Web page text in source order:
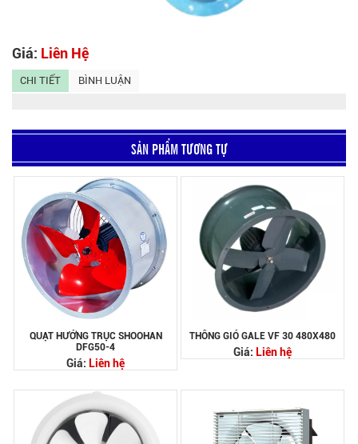
Giá: Liên Hệ
CHI TIẾT BÌNH LUẬN
SẢN PHẨM TƯƠNG TỰ
QUẠT HƯỚNG TRỤC SHOOHAN
DFG50-4
Giá: Liên hệ
THÔNG GIÓ GALE VF 30 480X480
Giá: Liên hệ